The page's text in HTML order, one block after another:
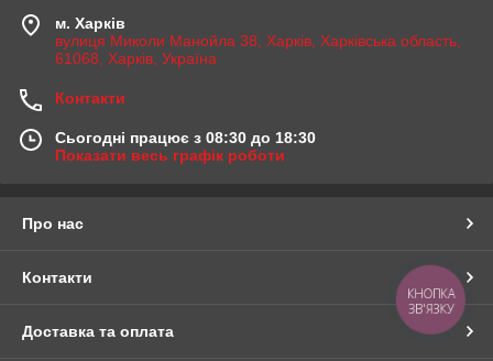
м. Харків
вулиця Миколи Манойла 38, Харків, Харківська область,
61068, Харків, Україна
Контакти
Сьогодні працює з 08:30 до 18:30
Показати весь графік роботи
Про нас
Контакти
Доставка та оплата
КНОПКА
ЗВ'ЯЗКУ